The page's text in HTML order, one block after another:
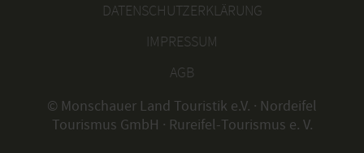
DATENSCHUTZERKLÄRUNG
IMPRESSUM
AGB
© Monschauer Land Touristik e.V. · Nordeifel
Tourismus GmbH · Rureifel-Tourismus e. V.